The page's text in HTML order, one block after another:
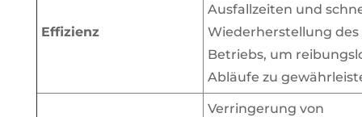
Effizienz
Ausfallzeiten und
Wiederherstellung des
Betriebs, um
Abläufe zu
Verringerung von